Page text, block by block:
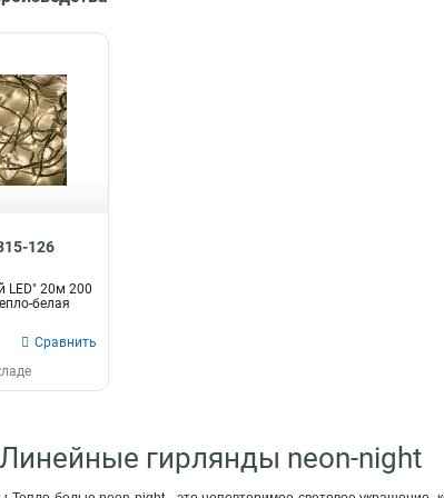
126
LED" 20м 200
белая
Сравнить
гирлянды neon-night